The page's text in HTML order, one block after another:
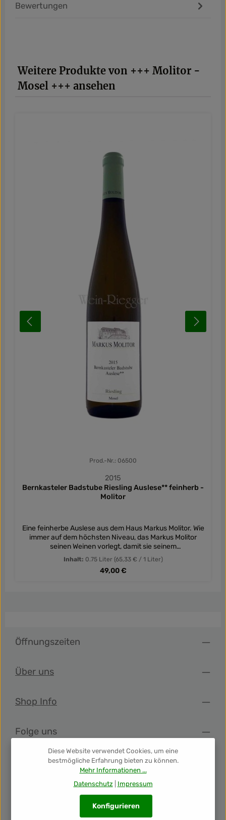
Bewertungen
Produktgalerie überspringen
Weitere Produkte von +++ Molitor -
Mosel +++ ansehen
Prod.-Nr.: 06500
2015
Bernkasteler Badstube Riesling Auslese** feinherb -
Molitor
Eine feinherbe Auslese aus dem Haus Markus Molitor. Wie
immer auf dem höchsten Niveau, das Markus Molitor
seinen Weinen vorlegt, damit sie seinem
Qualitätsempfinden entsprechen.
Inhalt: 0.75 Liter (65,33 € / 1 Liter)
Regulärer Preis:
49,00 €
Öffnungszeiten
Über uns
Shop Info
Folge uns
Newsletter
Unsere Auszeichnungen
Diese Website verwendet Cookies, um eine
bestmögliche Erfahrung bieten zu können.
Mehr Informationen ...
Datenschutz
Impressum
Konfigurieren